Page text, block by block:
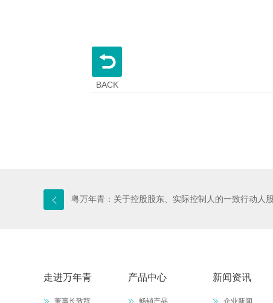
BACK
粤万年青：关于控股股东、实际控制人的一致行动人
走进万年青
董事长致辞
产品中心
畅销产品
新闻资讯
企业新闻